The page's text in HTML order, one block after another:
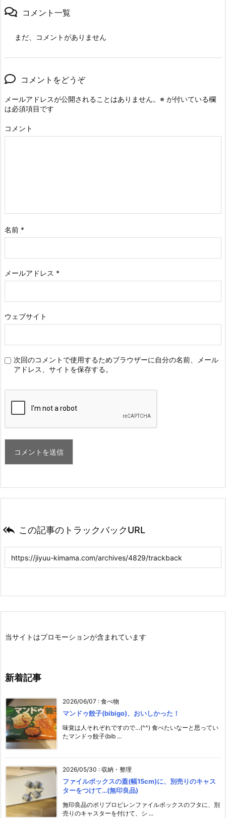
コメント一覧
まだ、コメントがありません
コメントをどうぞ
メールアドレスが公開されることはありません。 ※ が付いている欄
は必須項目です
コメント
名前 *
メールアドレス *
ウェブサイト
次回のコメントで使用するためブラウザーに自分の名前、メール
アドレス、サイトを保存する。
 この記事のトラックバックURL
当サイトはプロモーションが含まれています
新着記事
2026/06/07 : 食べ物
マンドゥ餃子(bibigo)、おいしかった！
味覚は人それぞれですので…(^^) 食べたいなーと思ってい
たマンドゥ餃子(bib ...
2026/05/30 : 収納・整理
ファイルボックスの蓋(幅15cm)に、別売りのキャス
ターをつけて…(無印良品)
無印良品のポリプロピレンファイルボックスのフタに、別
売りのキャスターを付けて、シ ...